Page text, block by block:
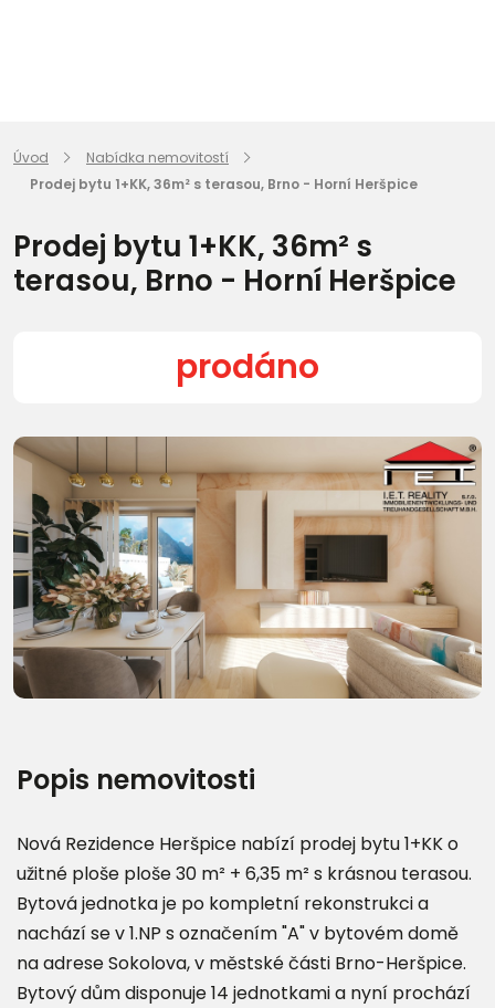
Úvod
Nabídka nemovitostí
Prodej bytu 1+KK, 36m² s terasou, Brno - Horní Heršpice
Prodej bytu 1+KK, 36m² s
terasou, Brno - Horní Heršpice
prodáno
Další fotografie (19)
Popis nemovitosti
Nová Rezidence Heršpice nabízí prodej bytu 1+KK o
užitné ploše ploše 30 m² + 6,35 m² s krásnou terasou.
Bytová jednotka je po kompletní rekonstrukci a
nachází se v 1.NP s označením "A" v bytovém domě
na adrese Sokolova, v městské části Brno-Heršpice.
Bytový dům disponuje 14 jednotkami a nyní prochází